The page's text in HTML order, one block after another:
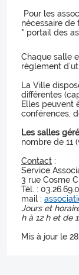
Pour les
nécessaire de
" portail des
Chaque salle
règlement
La Ville
différentes
Elles peuvent
conférences,
Les salles
nombre de 11
Contact :
Service
3 rue Cosme
Tél. :
mail :
Jours et
h à 12 h et de
Mis à jour le